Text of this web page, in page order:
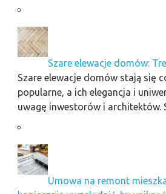
Szare elewacje domów:
Szare elewacje domów stają się
popularne, a ich elegancja i
uwagę inwestorów i architektów.
Umowa na remont